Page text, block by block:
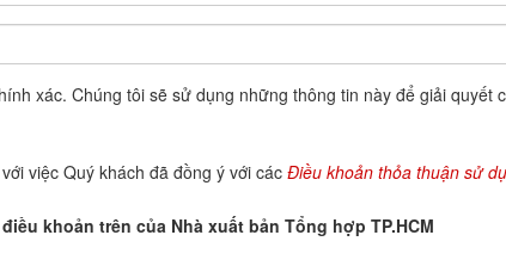
xác. Chúng tôi sẽ sử dụng những thông tin này để giải quyết
việc Quý khách đã đồng ý với cácĐiều khoản thỏa thuận sử
khoản trên của Nhà xuất bản Tổng hợp TP.HCM